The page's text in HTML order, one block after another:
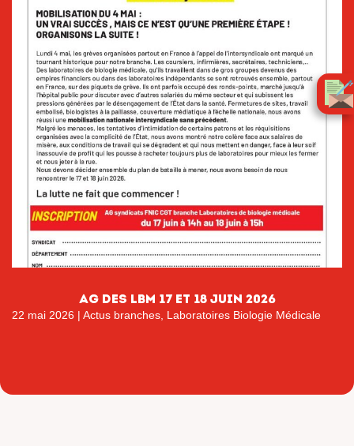
AG DES LBM 17 ET 18 JUIN 2026
22 mai 2026 | Actus branches Laboratoires Biologie Médicale